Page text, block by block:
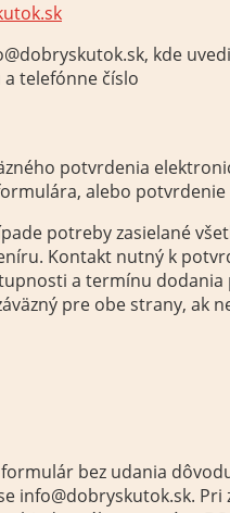
kde
telefónne číslo
potvrdenia
alebo
potreby zasielané
Kontakt nutný k
a termínu dodania
pre obe strany, ak
bez udania
info@dobryskutok.sk. Pri